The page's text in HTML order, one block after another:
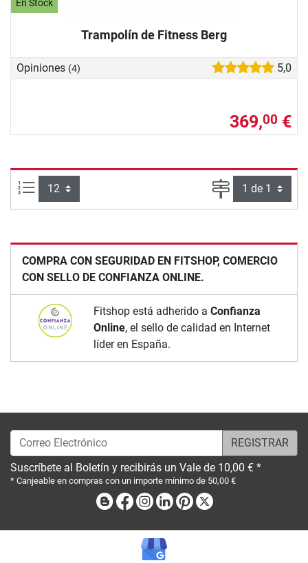
En Stock
Trampolín de Fitness Berg
Opiniones (4) 5,0
369,00 €
Artículos por página: Página
COMPRA CON SEGURIDAD EN FITSHOP, COMERCIO
CON SELLO DE CONFIANZA ONLINE.
Fitshop está adherido a Confianza
Online, el sello de calidad en Internet
líder en España.
Correo Electrónico
Suscríbete al Boletín y recibirás un Vale de 10,00 € *
* Canjeable en compras con un importe mínimo de 50,00 €
BlogFacebook
Instagram
LinkedinPinterest